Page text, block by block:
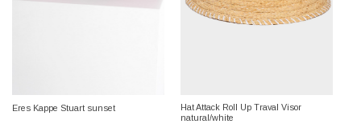
Eres Kappe Stuart sunset
Hat Attack Roll Up Traval Visor
natural/white